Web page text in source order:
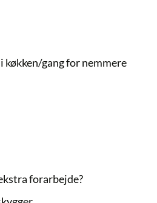
gang for nemmere
forarbejde?